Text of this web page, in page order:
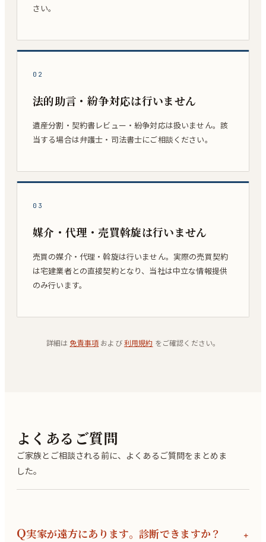
さい。
02
法的助言・紛争対応は行いません
遺産分割・契約書レビュー・紛争対応は扱いません。該
当する場合は弁護士・司法書士にご相談ください。
03
媒介・代理・売買斡旋は行いません
売買の媒介・代理・斡旋は行いません。実際の売買契約
は宅建業者との直接契約となり、当社は中立な情報提供
のみ行います。
詳細は 免責事項 および利用規約 をご確認ください。
よくあるご質問
ご家族とご相談される前に、よくあるご質問をまとめま
した。
Q実家が遠方にあります。診断できますか？ ＋